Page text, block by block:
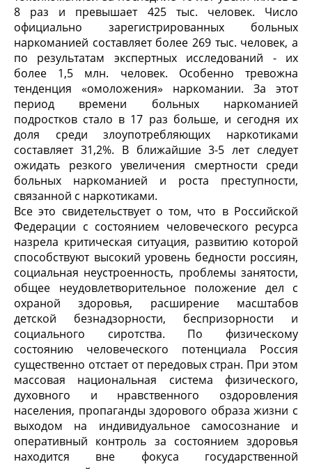
8 раз и превышает 425 тыс. человек. Число
официально зарегистрированных больных
наркоманией составляет более 269 тыс. человек, а
по результатам экспертных исследований - их
более 1,5 млн. человек. Особенно тревожна
тенденция «омоложения» наркомании. За этот
период времени больных наркоманией
подростков стало в 17 раз больше, и сегодня их
доля среди злоупотребляющих наркотиками
составляет 31,2%. В ближайшие 3-5 лет следует
ожидать резкого увеличения смертности среди
больных наркоманией и роста преступности,
связанной с наркотиками.
Все это свидетельствует о том, что в Российской
Федерации с состоянием человеческого ресурса
назрела критическая ситуация, развитию которой
способствуют высокий уровень бедности россиян,
социальная неустроенность, проблемы занятости,
общее неудовлетворительное положение дел с
охраной здоровья, расширение масштабов
детской безнадзорности, беспризорности и
социального сиротства. По физическому
состоянию человеческого потенциала Россия
существенно отстает от передовых стран. При этом
массовая национальная система физического,
духовного и нравственного оздоровления
населения, пропаганды здорового образа жизни с
выходом на индивидуальное самосознание и
оперативный контроль за состоянием здоровья
находится вне фокуса государственной